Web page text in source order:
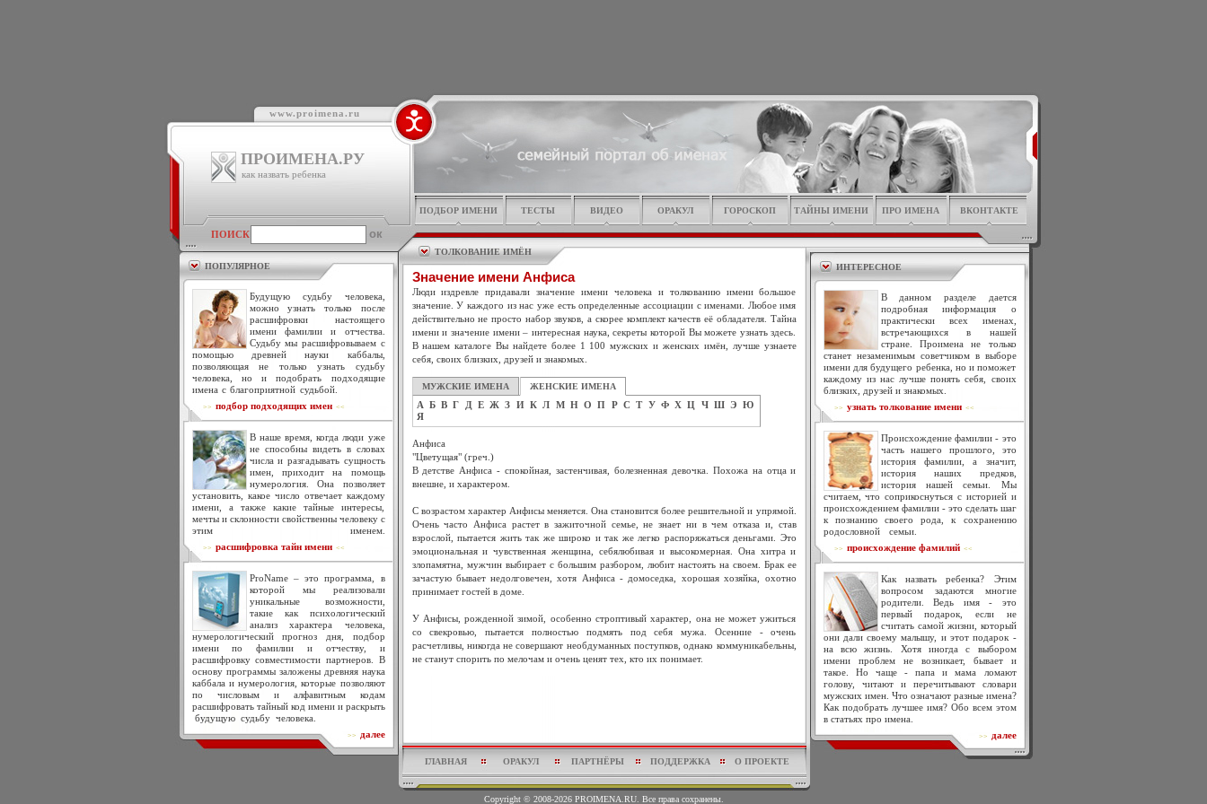
www.proimena.ru
ПРОИМЕНА.РУ
как назвать ребенка
ПОИСК
ПОПУЛЯРНОЕ
Будущую судьбу человека,
можно узнать только после
расшифровки настоящего
имени фамилии и отчества.
Судьбу мы расшифровываем с
помощью древней науки каббалы,
позволяющая не только узнать судьбу
человека, но и подобрать подходящие
имена с благоприятной судьбой.
>> подбор подходящих имен<<
В наше время, когда люди уже
не способны видеть в словах
числа и разгадывать сущность
имен, приходит на помощь
нумерология. Она позволяет
установить, какое число отвечает каждому
имени, а также какие тайные интересы,
мечты и склонности свойственны человеку с
этим именем.
>> расшифровка тайн имени<<
ProName – это программа, в
которой мы реализовали
уникальные возможности,
такие как психологический
анализ характера человека,
нумерологический прогноз дня, подбор
имени по фамилии и отчеству, и
расшифровку совместимости партнеров. В
основу программы заложены древняя наука
каббала и нумерология, которые позволяют
по числовым и алфавитным кодам
расшифровать тайный код имени и раскрыть
будущую судьбу человека.
>> далее
ПОДБОР ИМЕНИ ТЕСТЫ ВИДЕО ОРАКУЛ ГОРОСКОП ТАЙНЫ ИМЕНИ ПРО ИМЕНА ВКОНТАКТЕ
ТОЛКОВАНИЕ ИМЁН
Значение имени Анфиса
Люди издревле придавали значение имени человека и толкованию имени большое
значение. У каждого из нас уже есть определенные ассоциации с именами. Любое имя
действительно не просто набор звуков, а скорее комплект качеств её обладателя. Тайна
имени и значение имени – интересная наука, секреты которой Вы можете узнать здесь.
В нашем каталоге Вы найдете более 1 100 мужских и женских имён, лучше узнаете
себя, своих близких, друзей и знакомых.
МУЖСКИЕ ИМЕНА ЖЕНСКИЕ ИМЕНА
А Б В Г Д Е Ж З И К Л М Н О П Р С Т У Ф Х Ц Ч Ш Э Ю
Я
Анфиса
"Цветущая" (греч.)
В детстве Анфиса - спокойная, застенчивая, болезненная девочка. Похожа на отца и
внешне, и характером.
С возрастом характер Анфисы меняется. Она становится более решительной и упрямой.
Очень часто Анфиса растет в зажиточной семье, не знает ни в чем отказа и, став
взрослой, пытается жить так же широко и так же легко распоряжаться деньгами. Это
эмоциональная и чувственная женщина, себялюбивая и высокомерная. Она хитра и
злопамятна, мужчин выбирает с большим разбором, любит настоять на своем. Брак ее
зачастую бывает недолговечен, хотя Анфиса - домоседка, хорошая хозяйка, охотно
принимает гостей в доме.
У Анфисы, рожденной зимой, особенно строптивый характер, она не может ужиться
со свекровью, пытается полностью подмять под себя мужа. Осенние - очень
расчетливы, никогда не совершают необдуманных поступков, однако коммуникабельны,
не станут спорить по мелочам и очень ценят тех, кто их понимает.
ГЛАВНАЯ ОРАКУЛ ПАРТНЁРЫ ПОДДЕРЖКА О ПРОЕКТЕ
ИНТЕРЕСНОЕ
В данном разделе дается
подробная информация о
практически всех именах,
встречающихся в нашей
стране. Проимена не только
станет незаменимым советчиком в выборе
имени для будущего ребенка, но и поможет
каждому из нас лучше понять себя, своих
близких, друзей и знакомых.
>> узнать толкование имени<<
Происхождение фамилии - это
часть нашего прошлого, это
история фамилии, а значит,
история наших предков,
история нашей семьи. Мы
считаем, что соприкоснуться с историей и
происхождением фамилии - это сделать шаг
к познанию своего рода, к сохранению
родословной семьи.
>> происхождение фамилий<<
Как назвать ребенка? Этим
вопросом задаются многие
родители. Ведь имя - это
первый подарок, если не
считать самой жизни, который
они дали своему малышу, и этот подарок -
на всю жизнь. Хотя иногда с выбором
имени проблем не возникает, бывает и
такое. Но чаще - папа и мама ломают
голову, читают и перечитывают словари
мужских имен. Что означают разные имена?
Как подобрать лучшее имя? Обо всем этом
в статьях про имена.
>> далее
Copyright © 2008-2026 PROIMENA.RU. Все права сохранены.